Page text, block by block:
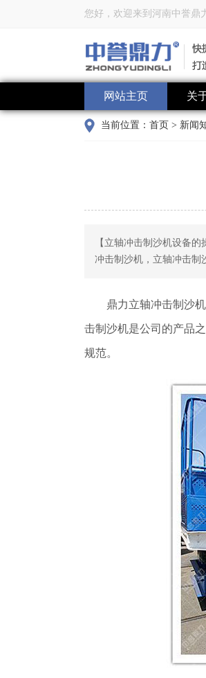
您好，欢迎来到河南中誉鼎
网站主页 关
当前位置： 首页 > 新闻
【立轴冲击制沙机设备
冲击制沙机，立轴冲击制
鼎力立轴冲击制沙
击制沙机是公司的产品
规范。